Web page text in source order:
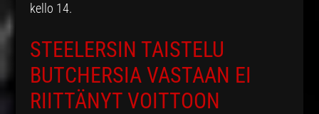
kello 14.
STEELERSIN TAISTELU
BUTCHERSIA VASTAAN EI
RIITTÄNYT VOITTOON